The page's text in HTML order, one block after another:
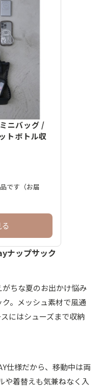
ニバッグ /
トボトル収
です（お届
ナップサック
ちな夏のお出かけ悩み
。メッシュ素材で風通
にはシューズまで収納
仕様だから、移動中は両
や着替えも気兼ねなく入